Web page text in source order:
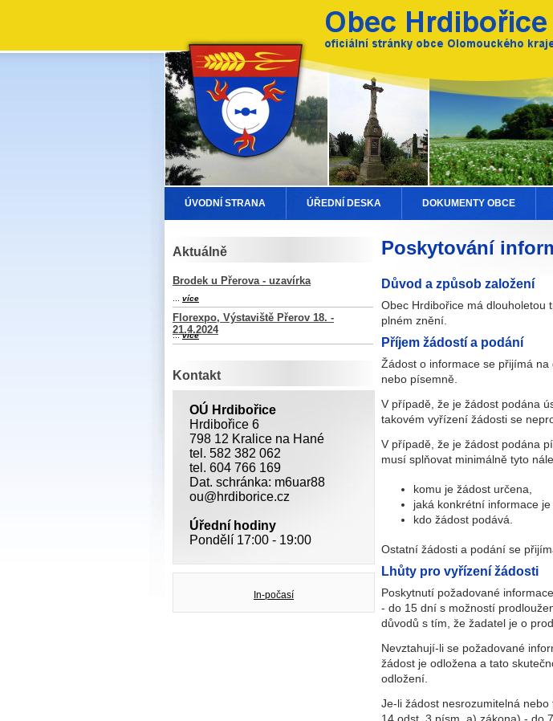
ÚVODNÍ STRANA ÚŘEDNÍ DESKA DOKUMENTY OBCE
Aktuálně
Brodek u Přerova - uzavírka
více
Florexpo, Výstaviště Přerov 18. -
21.4.2024
...více
Kontakt
OÚ Hrdibořice
Hrdibořice 6
798 12 Kralice na Hané
tel. 582 382 062
tel. 604 766 169
Dat. schránka: m6uar88
ou@hrdiborice.cz
Úřední hodiny
Pondělí 17:00 - 19:00
In-počasí
Poskytování
Důvod a způsob založení
Obec Hrdibořice má dlouholetou
plném znění.
Příjem žádostí a podání
Žádost o informace se přijímá
nebo písemně.
V případě, že je žádost podána
takovém vyřízení žádosti se
V případě, že je žádost podána
musí splňovat minimálně tyto
komu je žádost určena,
jaká konkrétní informace je
kdo žádost podává.
Ostatní žádosti a podání se
Lhůty pro vyřízení žádosti
Poskytnutí požadované
- do 15 dní s možností
důvodů s tím, že žadatel je o
Nevztahují-li se požadované
žádost je odložena a tato
odložení.
Je-li žádost nesrozumitelná